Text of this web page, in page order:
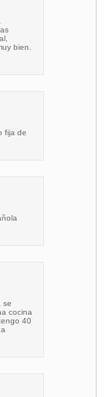
bien.
fija de
se
cocina
40